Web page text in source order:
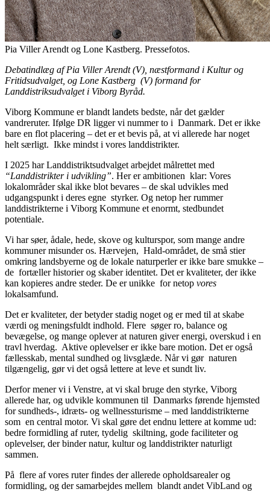
Pia Viller Arendt og Lone Kastberg. Pressefotos.
Debatindlæg afPia Viller Arendt (V), næstformand i Kultur og
Fritidsudvalget, og Lone Kastberg (V) formand for
Landdistriksudvalget i Viborg Byråd.
Viborg Kommune er blandt landets bedste, når det gælder
vandreruter. Ifølge DR ligger vi nummer to i Danmark. Det er ikke
bare en flot placering – det er et bevis på, at vi allerede har noget
helt særligt. Ikke mindst i vores landdistrikter.
I 2025 har Landdistriktsudvalget arbejdet målrettet med
“Landdistrikter i udvikling”. Her er ambitionen klar: Vores
lokalområder skal ikke blot bevares – de skal udvikles med
udgangspunkt i deres egne styrker. Og netop her rummer
landdistrikterne i Viborg Kommune et enormt, stedbundet
potentiale.
Vi har søer, ådale, hede, skove og kulturspor, som mange andre
kommuner misunder os. Hærvejen, Hald-området, de små stier
omkring landsbyerne og de lokale naturperler er ikke bare smukke –
de fortæller historier og skaber identitet. Det er kvaliteter, der ikke
kan kopieres andre steder. De er unikke for netop vores
lokalsamfund.
Det er kvaliteter, der betyder stadig noget og er med til at skabe
værdi og meningsfuldt indhold. Flere søger ro, balance og
bevægelse, og mange oplever at naturen giver energi, overskud i en
travl hverdag. Aktive oplevelser er ikke bare motion. Det er også
fællesskab, mental sundhed og livsglæde. Når vi gør naturen
tilgængelig, gør vi det også lettere at leve et sundt liv.
Derfor mener vi i Venstre, at vi skal bruge den styrke, Viborg
allerede har, og udvikle kommunen til Danmarks førende hjemsted
for sundheds-, idræts- og wellnessturisme – med landdistrikterne
som en central motor. Vi skal gøre det endnu lettere at komme ud:
bedre formidling af ruter, tydelig skiltning, gode faciliteter og
oplevelser, der binder natur, kultur og landdistrikter naturligt
sammen.
På flere af vores ruter findes der allerede opholdsarealer og
formidling, og der samarbejdes mellem blandt andet VibLand og